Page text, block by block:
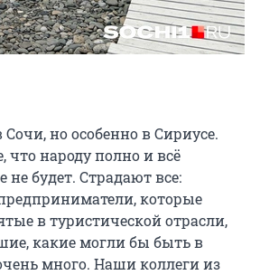
но особенно в Сириусе.
что народу полно и всё
будет. Страдают все:
которые
в туристической отрасли,
какие могли бы быть в
много. Наши коллеги из